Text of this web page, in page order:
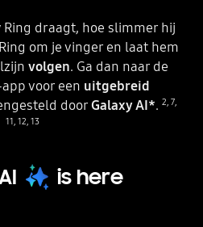
Ring draagt, hoe slimmer hij
om je vinger en laat hem
volgen. Ga dan naar de
voor een uitgebreid
door Galaxy AI*. 2 7
11 12 13
is here